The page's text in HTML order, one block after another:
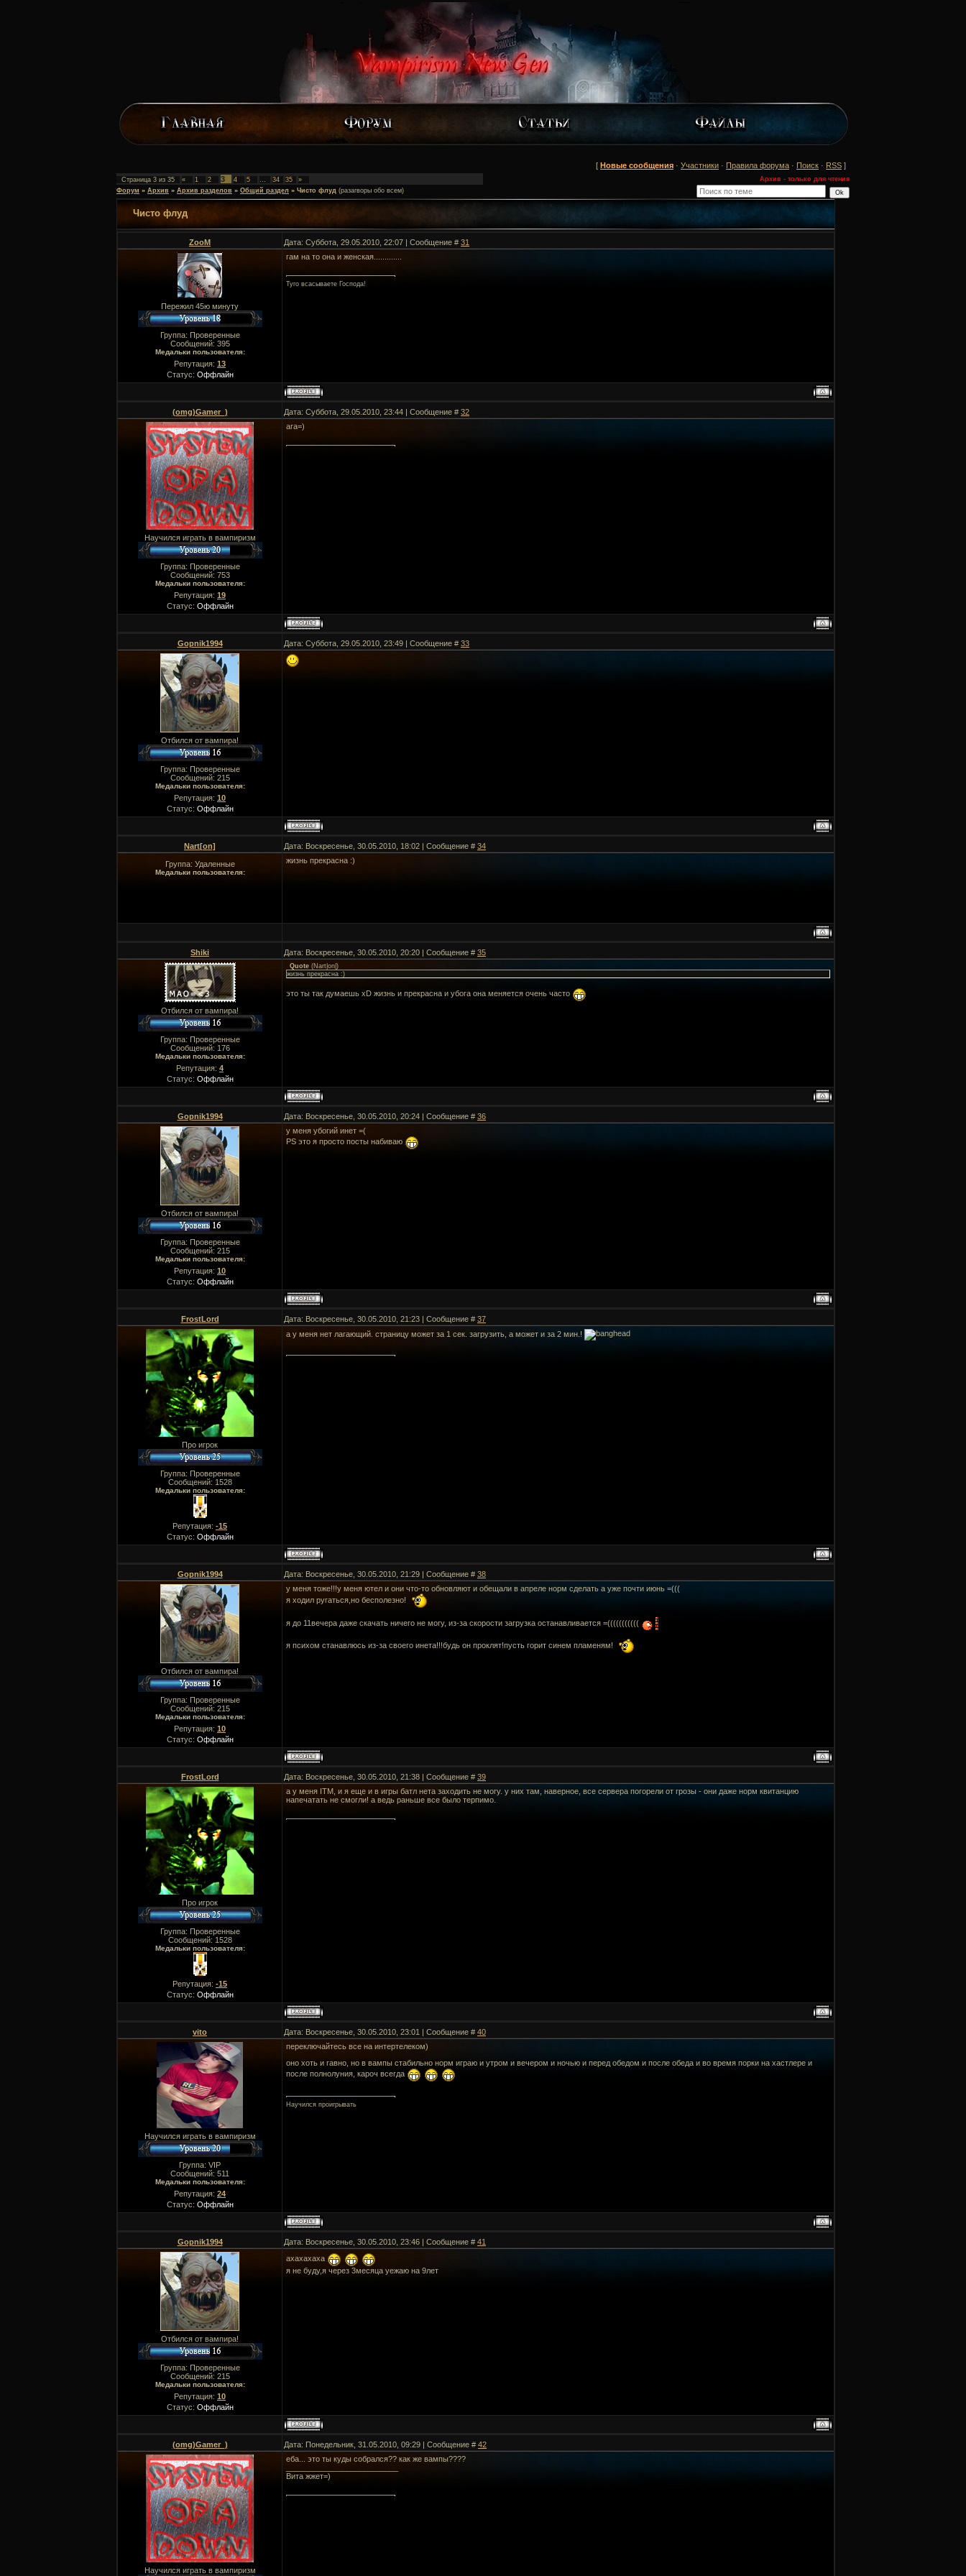
[ Новые сообщения · Участники · Правила форума · Поиск · RSS ]
Страница 3 из 35 « 1 2 3 4 5 … 34 35 »
Архив - только для чтения
Форум » Архив » Архив разделов » Общий раздел » Чисто флуд (разагворы обо всем)
Чисто флуд
ZooM Дата: Суббота, 29.05.2010, 22:07 | Сообщение # 31
Пережил 45ю минуту
Группа: Проверенные
Сообщений: 395
Медальки пользователя:
Репутация: 13
Статус: Оффлайн
гам на то она и женская.............
Туго всасываете Господа!
(omg)Gamer_) Дата: Суббота, 29.05.2010, 23:44 | Сообщение # 32
Научился играть в вампиризм
Группа: Проверенные
Сообщений: 753
Медальки пользователя:
Репутация: 19
Статус: Оффлайн
ага=)
Gopnik1994 Дата: Суббота, 29.05.2010, 23:49 | Сообщение # 33
Отбился от вампира!
Группа: Проверенные
Сообщений: 215
Медальки пользователя:
Репутация: 10
Статус: Оффлайн
Nart[on] Дата: Воскресенье, 30.05.2010, 18:02 | Сообщение # 34
Группа: Удаленные
Медальки пользователя:
жизнь прекрасна :)
Shiki Дата: Воскресенье, 30.05.2010, 20:20 | Сообщение # 35
Отбился от вампира!
Группа: Проверенные
Сообщений: 176
Медальки пользователя:
Репутация: 4
Статус: Оффлайн
Quote (Nart|on| )
жизнь прекрасна :)
это ты так думаешь xD жизнь и прекрасна и убога она меняется очень часто
Gopnik1994 Дата: Воскресенье, 30.05.2010, 20:24 | Сообщение # 36
Отбился от вампира!
Группа: Проверенные
Сообщений: 215
Медальки пользователя:
Репутация: 10
Статус: Оффлайн
у меня убогий инет =(
PS это я просто посты набиваю
FrostLord Дата: Воскресенье, 30.05.2010, 21:23 | Сообщение # 37
Про игрок
Группа: Проверенные
Сообщений: 1528
Медальки пользователя:
Репутация: -15
Статус: Оффлайн
а у меня нет лагающий. страницу может за 1 сек. загрузить, а может и за 2 мин.!
Gopnik1994 Дата: Воскресенье, 30.05.2010, 21:29 | Сообщение # 38
Отбился от вампира!
Группа: Проверенные
Сообщений: 215
Медальки пользователя:
Репутация: 10
Статус: Оффлайн
у меня тоже!!!у меня ютел и они что-то обновляют и обещали в апреле норм сделать а уже почти июнь =(((
я ходил ругаться,но бесполезно!
я до 11вечера даже скачать ничего не могу, из-за скорости загрузка останавливается =(((((((((((
я психом станавлюсь из-за своего инета!!!будь он проклят!пусть горит синем пламеням!
FrostLord Дата: Воскресенье, 30.05.2010, 21:38 | Сообщение # 39
Про игрок
Группа: Проверенные
Сообщений: 1528
Медальки пользователя:
Репутация: -15
Статус: Оффлайн
а у меня ITM, и я еще и в игры батл нета заходить не могу. у них там, наверное, все сервера погорели от грозы - они даже норм квитанцию
напечатать не смогли! а ведь раньше все было терпимо.
vito Дата: Воскресенье, 30.05.2010, 23:01 | Сообщение # 40
Научился играть в вампиризм
Группа: VIP
Сообщений: 511
Медальки пользователя:
Репутация: 24
Статус: Оффлайн
переключайтесь все на интертелеком)
оно хоть и гавно, но в вампы стабильно норм играю и утром и вечером и ночью и перед обедом и после обеда и во время порки на хастлере и
после полнолуния, кароч всегда
Научился проигрывать
Gopnik1994 Дата: Воскресенье, 30.05.2010, 23:46 | Сообщение # 41
Отбился от вампира!
Группа: Проверенные
Сообщений: 215
Медальки пользователя:
Репутация: 10
Статус: Оффлайн
ахахахаха
я не буду,я через 3месяца уежаю на 9лет
(omg)Gamer_) Дата: Понедельник, 31.05.2010, 09:29 | Сообщение # 42
Научился играть в вампиризм
еба... это ты куды собрался?? как же вампы????
Вита жжет=)